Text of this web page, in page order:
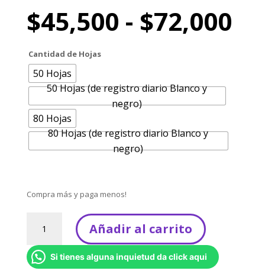
$45,500 - $72,000de
Cantidad de Hojas
50 Hojas
50 Hojas (de registro diario Blanco y
negro)
80 Hojas
80 Hojas (de registro diario Blanco y
negro)
Compra más y paga menos!
Catequesis
Para
niños
Añadir al carrito
Si tienes alguna inquietud da click aqui